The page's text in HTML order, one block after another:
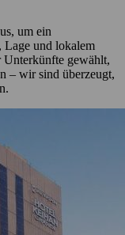
um ein
Lage und lokalem
Unterkünfte gewählt,
– wir sind überzeugt,